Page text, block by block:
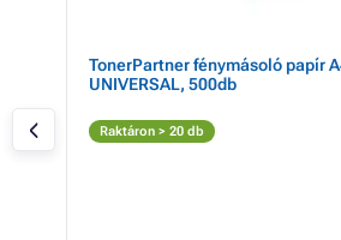
TonerPartner fénymásoló papír
UNIVERSAL, 500db
Raktáron > 20 db